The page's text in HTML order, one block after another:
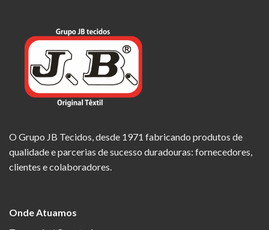
O Grupo JB Tecidos, desde 1971 fabricando produtos de
qualidade e parcerias de sucesso duradouras: fornecedores,
clientes e colaboradores.
Onde Atuamos